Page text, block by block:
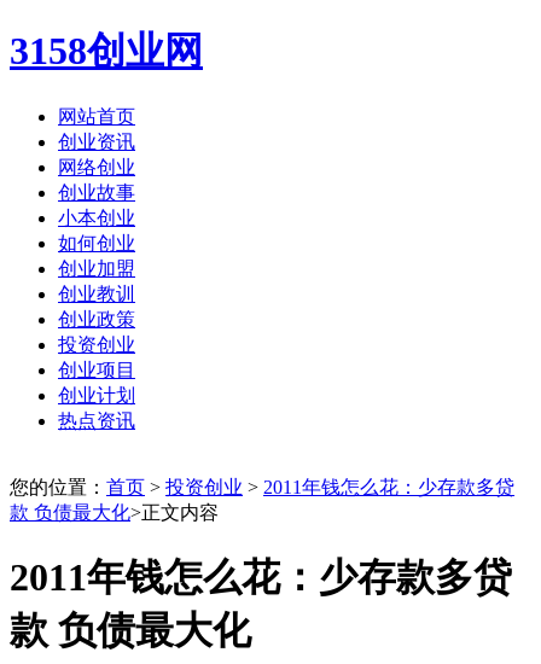
3158创业网
网站首页
创业资讯
网络创业
创业故事
小本创业
如何创业
创业加盟
创业教训
创业政策
投资创业
创业项目
创业计划
热点资讯
您的位置： 首页 > 投资创业 > 2011年钱怎么花：少存款多贷
款 负债最大化>正文内容
2011年钱怎么花：少存款多贷
款 负债最大化